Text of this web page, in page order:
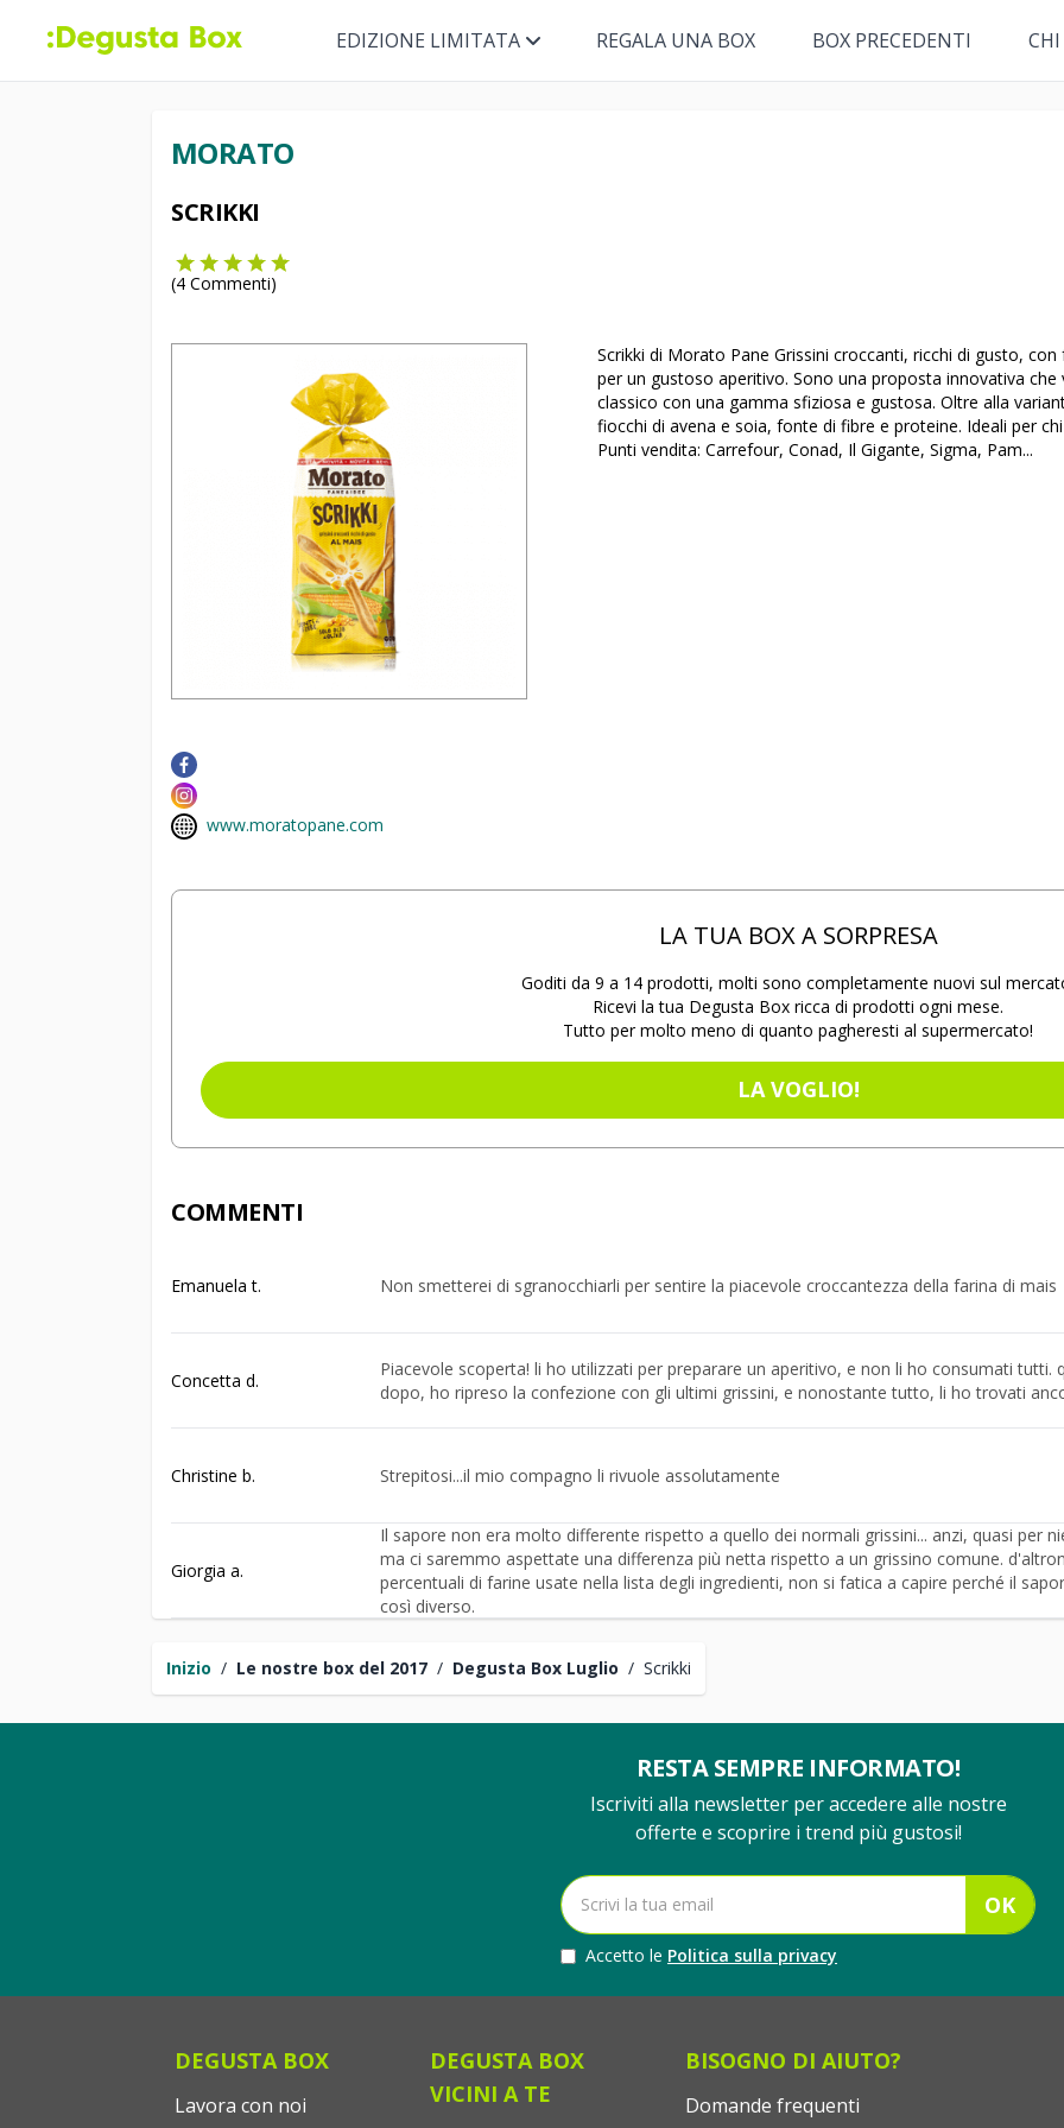
EDIZIONE LIMITATA REGALA UNA BOX BOX PRECEDENTI
Inizio / Le nostre box del 2017 / Degusta Box Luglio / Scrikki
MORATO
SCRIKKI
(4 Commenti)
Scrikki di Morato Pane Grissini croccanti, ricchi di gusto,
per un gustoso aperitivo. Sono una proposta innovativa
classico con una gamma sfiziosa e gustosa. Oltre alla
fiocchi di avena e soia, fonte di fibre e proteine. Ideali per
Punti vendita: Carrefour, Conad, Il Gigante, Sigma, Pam...
www.moratopane.com
LA TUA BOX A SORPRESA
Goditi da 9 a 14 prodotti, molti sono completamente nuovi sul
Ricevi la tua Degusta Box ricca di prodotti ogni mese.
Tutto per molto meno di quanto pagheresti al supermercato!
LA VOGLIO!
COMMENTI
Emanuela t. Non smetterei di sgranocchiarli per sentire la piacevole croccantezza della farina di mais
Concetta d.
Piacevole scoperta! li ho utilizzati per preparare un aperitivo, e non li ho consumati tutti.
dopo, ho ripreso la confezione con gli ultimi grissini, e nonostante tutto, li ho trovati
Christine b. Strepitosi...il mio compagno li rivuole assolutamente
Giorgia a.
Il sapore non era molto differente rispetto a quello dei normali grissini... anzi, quasi per
ma ci saremmo aspettate una differenza più netta rispetto a un grissino comune.
percentuali di farine usate nella lista degli ingredienti, non si fatica a capire perché il
così diverso.
RESTA SEMPRE INFORMATO!
Iscriviti alla newsletter per accedere alle nostre
offerte e scoprire i trend più gustosi!
OK
Accetto le Politica sulla privacy
DEGUSTA BOX
Lavora con noi
DEGUSTA BOX
VICINI A TE
BISOGNO DI AIUTO?
Domande frequenti